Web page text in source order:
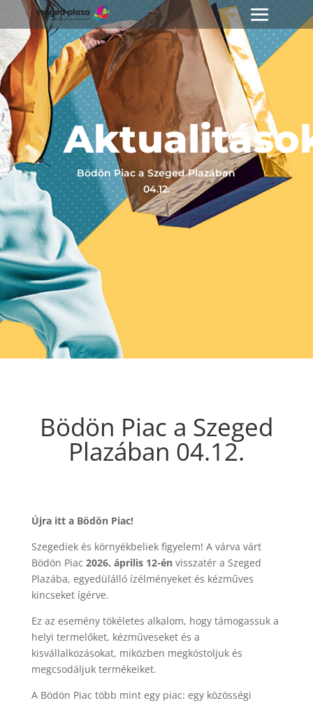
Bödön Piac a Szeged Plazában
04.12.
Bödön Piac a Szeged
Plazában 04.12.
Újra itt a Bödön Piac!
Szegediek és környékbeliek figyelem! A várva várt
Bödön Piac 2026. április 12-énvisszatér a Szeged
Plazába, egyedülálló ízélményeket és kézműves
kincseket ígérve.
Ez az esemény tökéletes alkalom, hogy támogassuk a
helyi termelőket, kézműveseket és a
kisvállalkozásokat, miközben megkóstoljuk és
megcsodáljuk termékeiket.
A Bödön Piac több mint egy piac: egy közösségi